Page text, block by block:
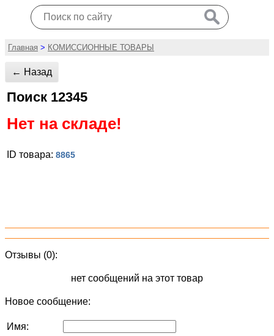
Главная > КОМИССИОННЫЕ ТОВАРЫ
← Назад
Поиск 12345
Нет на складе!
ID товара: 8865
Отзывы (0):
нет сообщений на этот товар
Новое сообщение:
Имя: